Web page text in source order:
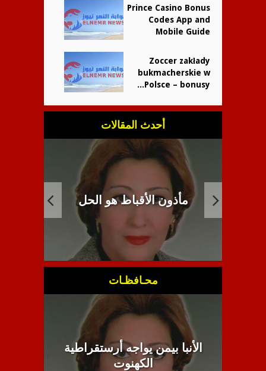
Prince Casino Bonus
Codes App and
Mobile Guide
Zoccer zakłady
bukmacherskie w
Polsce – bonusy...
أحدث المقالات
انبطاح اللاهوت القبطي
محـافظـات
الأنبا بيمن يواجه أرستقراطية
الكهنوت